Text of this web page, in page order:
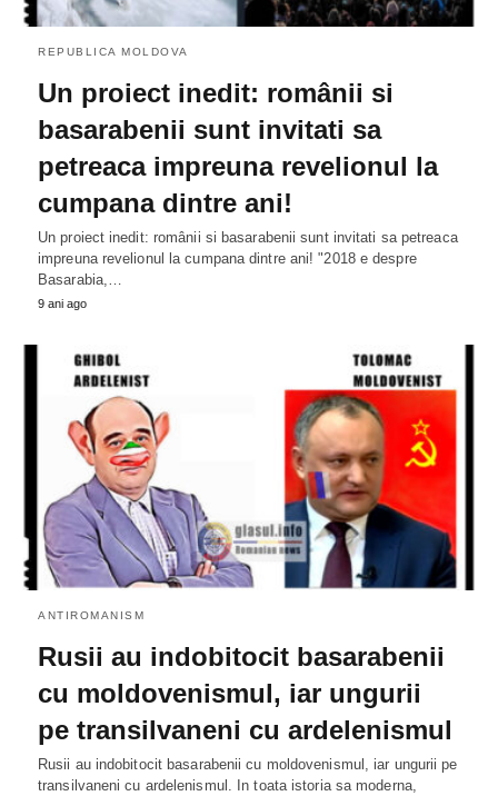
REPUBLICA MOLDOVA
Un proiect inedit: românii si
basarabenii sunt invitati sa
petreaca impreuna revelionul la
cumpana dintre ani!
Un proiect inedit: românii si basarabenii sunt invitati sa petreaca
impreuna revelionul la cumpana dintre ani! "2018 e despre
Basarabia,…
9 ani ago
ANTIROMANISM
Rusii au indobitocit basarabenii
cu moldovenismul, iar ungurii
pe transilvaneni cu ardelenismul
Rusii au indobitocit basarabenii cu moldovenismul, iar ungurii pe
transilvaneni cu ardelenismul. In toata istoria sa moderna,